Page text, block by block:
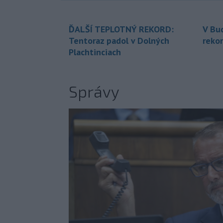
ĎALŠÍ TEPLOTNÝ REKORD:
Tentoraz padol v Dolných
Plachtinciach
V
Správy